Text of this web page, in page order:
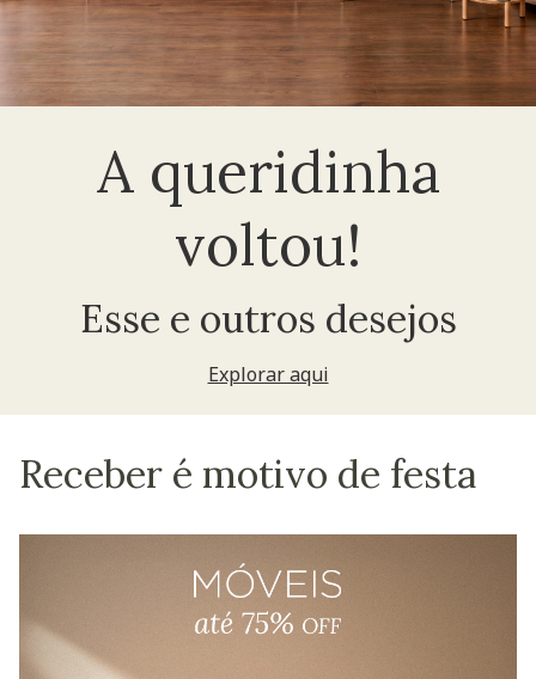
A queridinha
voltou!
Esse e outros desejos
Explorar aqui
Receber é motivo de festa